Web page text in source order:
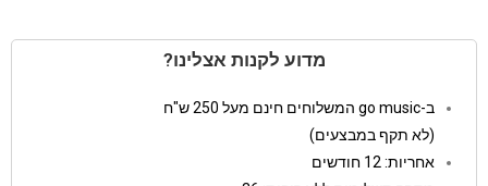
מדוע לקנות אצלינו?
ב-go music המשלוחים חינם מעל 250 ש"ח
(לא תקף במבצעים)
אחריות: 12 חודשים